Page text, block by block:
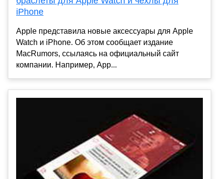
iPhone
Apple представила новые аксессуары для Apple
Watch и iPhone. Об этом сообщает издание
MacRumors, ссылаясь на официальный сайт
компании. Например, App...